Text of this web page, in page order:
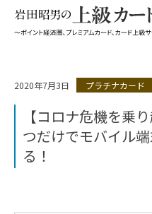
2020年7月3日 プラチナカード
【コロナ危機を乗
つだけでモバイル
る！